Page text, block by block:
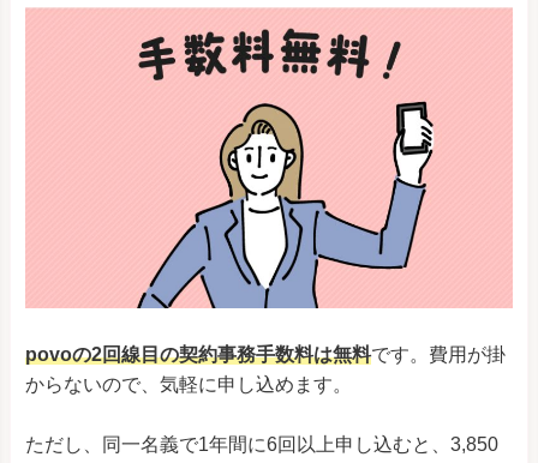
povoの2回線目の契約事務手数料は無料です。費用が掛
からないので、気軽に申し込めます。
ただし、同一名義で1年間に6回以上申し込むと、3,850